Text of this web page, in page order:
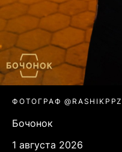
ФОТОГРАФ @RASHIKPPZ
Бочонок
1 августа 2026